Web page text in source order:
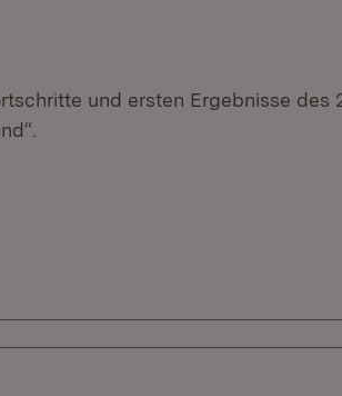
und ersten Ergebnisse des